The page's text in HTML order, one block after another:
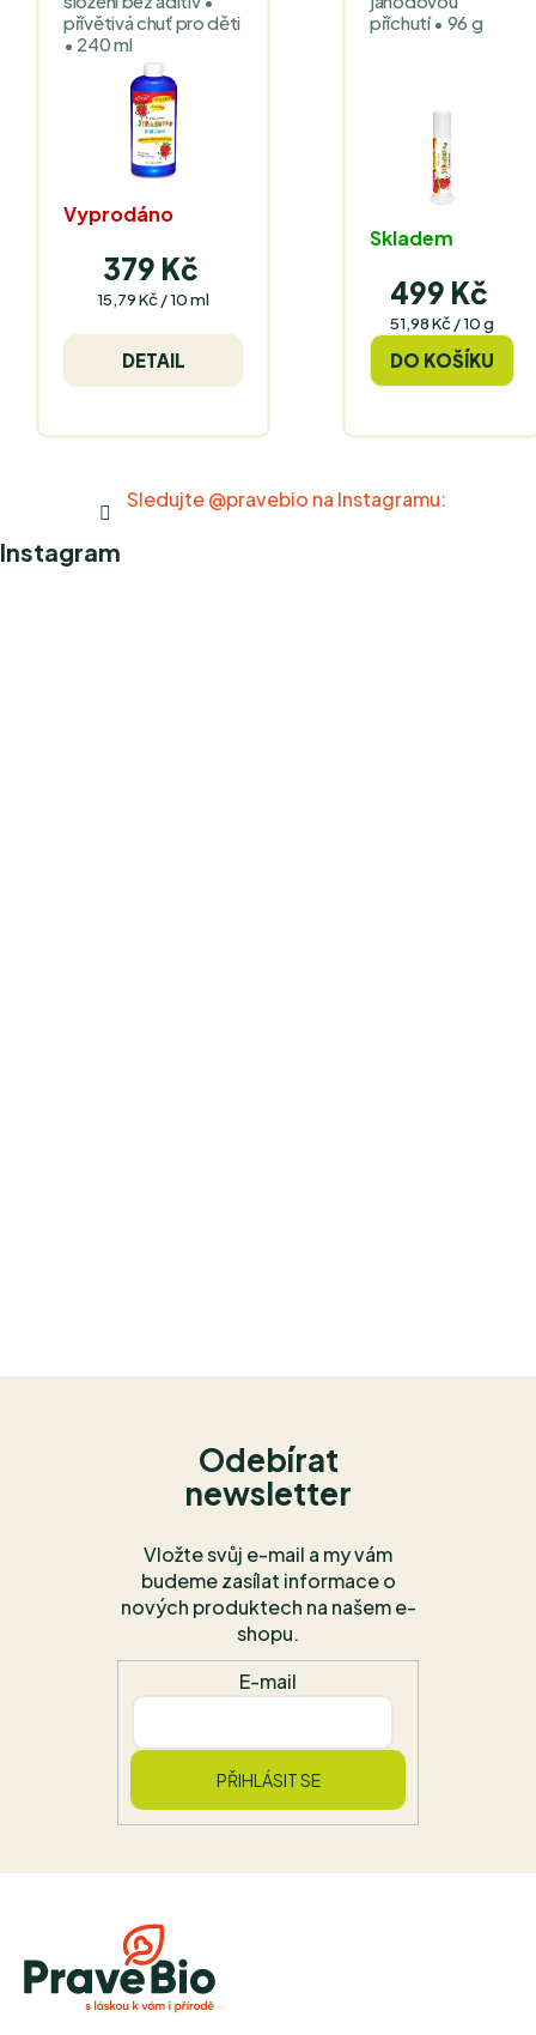
přívětivá chuť pro děti
• 240 ml
Vyprodáno
379 Kč
Měrná
15,79 Kč / 10 ml
DETAIL
příchutí • 96 g
Skladem
499 Kč
Měrná
51,98 Kč / 10 g
DO KOŠÍKU
Sledujte @pravebio na Instagramu:
Instagram
Odebírat
newsletter
Vložte svůj e-mail a my vám
budeme zasílat informace o
nových produktech na našem e-
shopu.
E-mail
PŘIHLÁSIT SE